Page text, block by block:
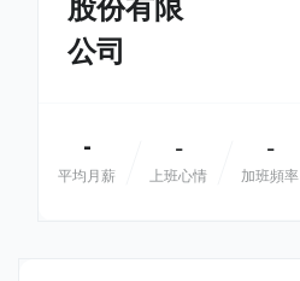
股份有限
公司
-
平均月薪
-
上班心情
-
加班頻率